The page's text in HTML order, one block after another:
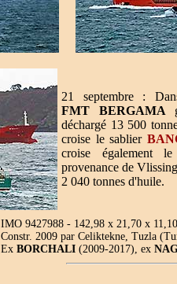
21 septembre :
FMT BERGAMA
déchargé 13 500
croise le sablier
croise également
provenance de
2 040 tonnes d'huile.
IMO 9427988 - 142,98 x 21,70 x
Constr. 2009 par Celiktekne, Tuzla
Ex BORCHALI (2009-2017), ex